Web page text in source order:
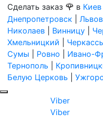
Сделать заказ 🌹 в Киев
Днепропетровск
Львов
Николаев
Винницу
Хмельницкий
Сумы
Ровно Ивано-
Тернополь
Белую Церковь
Viber
Viber